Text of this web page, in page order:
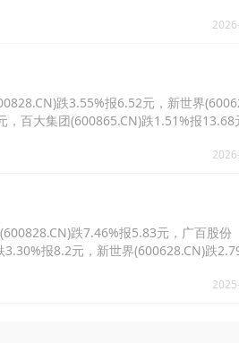
跌3.55%报6.52元，新世界
百大集团(600865.CN)跌1.51%报13.68
跌7.46%报5.83元，广百股份
报8.2元，新世界(600628.CN)跌